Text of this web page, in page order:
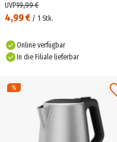
4,99 € / 1 Stk.
UVP19,99 €
Online verfügbar
In die Filiale lieferbar